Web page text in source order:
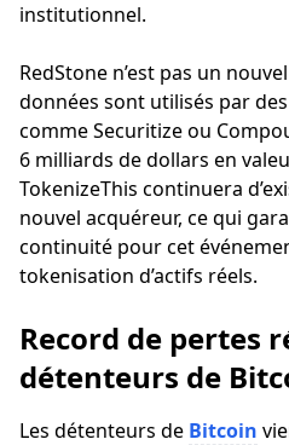
institutionnel.
RedStone n’est pas un
données sont utilisés par
comme Securitize ou
6 milliards de dollars en
TokenizeThis continuera
nouvel acquéreur, ce qui
continuité pour cet
tokenisation d’actifs réels.
Record de pertes
détenteurs de
Les détenteurs de Bitcoin